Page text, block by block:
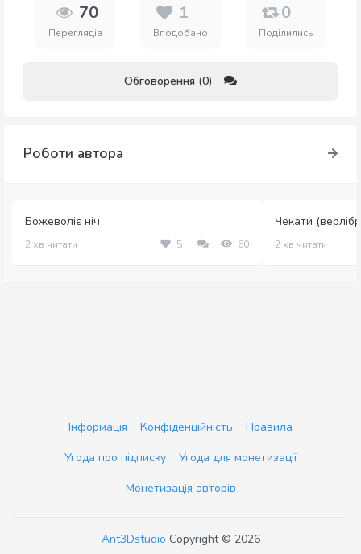
70
Переглядів
1
Вподобано
0
Поділились
Обговорення (0)
Роботи автора
Божеволіє ніч
2 хв читати 5 60
Чекати
2 хв читати
Інформація Конфіденційність
Правила
Угода про підписку
Угода для монетизації
Монетизація авторів
Ant3Dstudio Copyright © 2026